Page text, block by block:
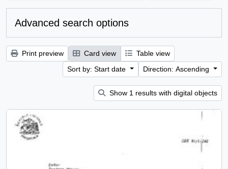
Advanced search options
Print preview Card view
Table view
Sort by: Start date
Direction: Ascending
Show 1 results with digital objects